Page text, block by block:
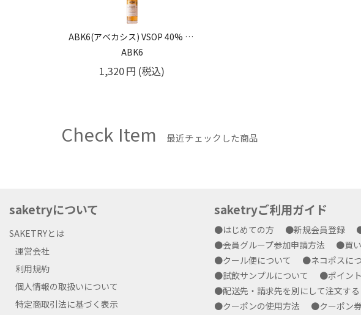
ABK6(アベカシス) VSOP 40% 50ml ミニチュアボトル
ABK6
1,320円 (税込)
Check Item 最近チェックした商品
saketryについて
SAKETRYとは
運営会社
利用規約
個人情報の取扱いについて
特定商取引法に基づく表示
saketryご利用ガイド
●はじめての方 ●新規会員登録
●会員グループ参加申請方法
●買
●クール便について
●ネコポスに
●試飲サンプルについて
●ポイン
●配送先・請求先を別にして注文す
●クーポンの使用方法
●クーポン